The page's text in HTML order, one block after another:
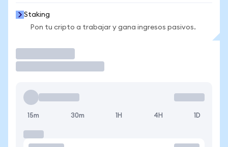
Staking
Pon tu cripto a trabajar y gana ingresos pasivos.
15m 30m 1H 4H 1D